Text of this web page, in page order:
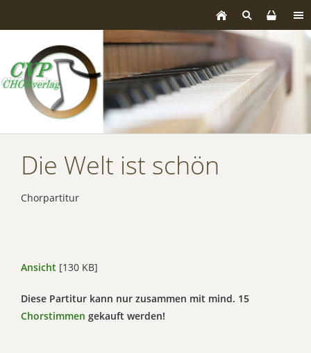
Die Welt ist schön
Chorpartitur
Ansicht [130 KB]
Diese Partitur kann nur zusammen mit mind. 15
Chorstimmen gekauft werden!